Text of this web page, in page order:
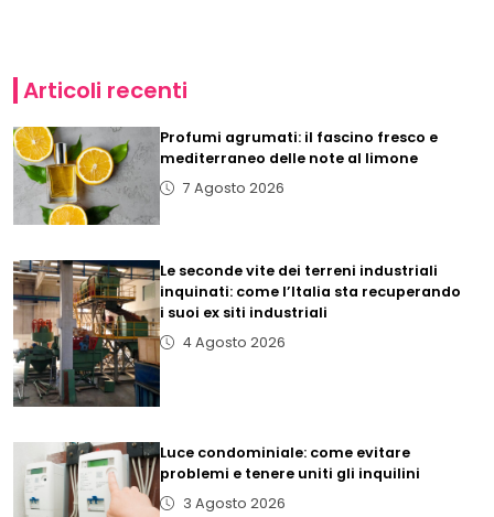
Articoli recenti
Profumi agrumati: il fascino fresco e
mediterraneo delle note al limone
7 Agosto 2026
Le seconde vite dei terreni industriali
inquinati: come l’Italia sta recuperando
i suoi ex siti industriali
4 Agosto 2026
Luce condominiale: come evitare
problemi e tenere uniti gli inquilini
3 Agosto 2026